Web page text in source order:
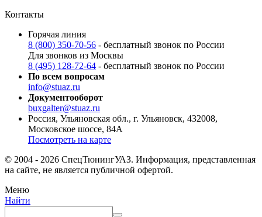
Контакты
Горячая линия
8 (800) 350-70-56 - бесплатный звонок по России
Для звонков из Москвы
8 (495) 128-72-64 - бесплатный звонок по России
По всем вопросам
info@stuaz.ru
Документооборот
buxgalter@stuaz.ru
Россия, Ульяновская обл., г. Ульяновск, 432008,
Московское шоссе, 84А
Посмотреть на карте
© 2004 - 2026 СпецТюнингУАЗ. Информация, представленная
на сайте, не является публичной офертой.
Меню
Найти